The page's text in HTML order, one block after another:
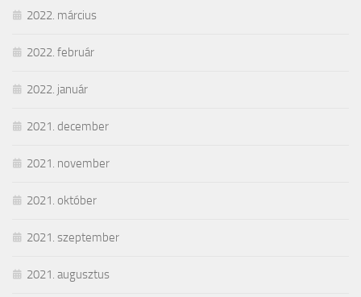
2022. március
2022. február
2022. január
2021. december
2021. november
2021. október
2021. szeptember
2021. augusztus